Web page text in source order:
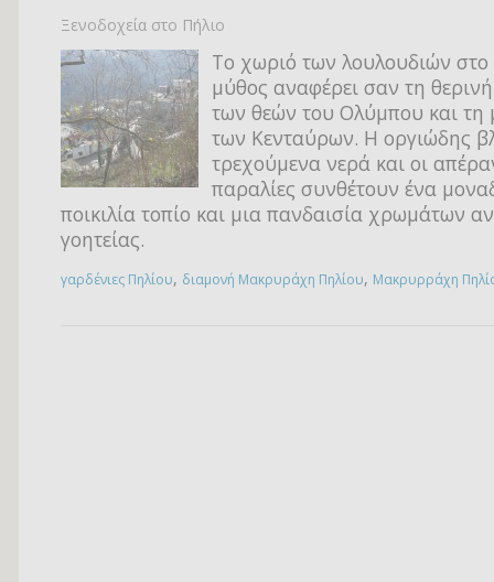
Ξενοδοχεία στο Πήλιο
Το χωριό των λουλουδιών
μύθος αναφέρει σαν τη θερινή
των θεών του Ολύμπου και τη
των Κενταύρων. Η οργιώδης
τρεχούμενα νερά και οι
παραλίες συνθέτουν ένα
ποικιλία τοπίο και μια πανδαισία χρωμάτων
γοητείας.
γαρδένιες Πηλίου, διαμονή Μακρυράχη Πηλίου, Μακρυρράχη